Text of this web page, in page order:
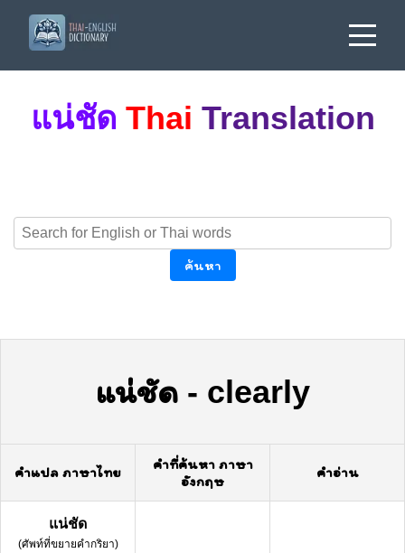
แน่ชัด Thai Translation
ค้นหา
แน่ชัด- clearly
คำแปล ภาษาไทย
คำที่ค้นหา ภาษา
อังกฤษ
คำอ่าน
แน่ชัด
(ศัพท์ที่ขยายคำกริยา)